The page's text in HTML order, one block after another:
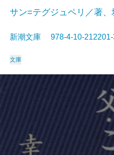
サン=テグジュペリ／著、
新潮文庫 978-4-10-
文庫